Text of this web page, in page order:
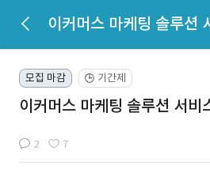
모집 마감 🕒 기간제
이커머스 마케팅 솔루션 서비
2 7